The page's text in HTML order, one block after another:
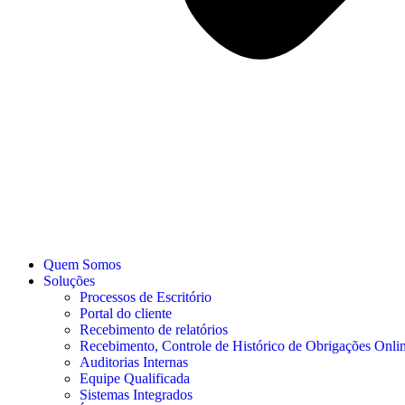
Quem Somos
Soluções
Processos de Escritório
Portal do cliente
Recebimento de relatórios
Recebimento, Controle de Histórico de Obrigações
Auditorias Internas
Equipe Qualificada
Sistemas Integrados